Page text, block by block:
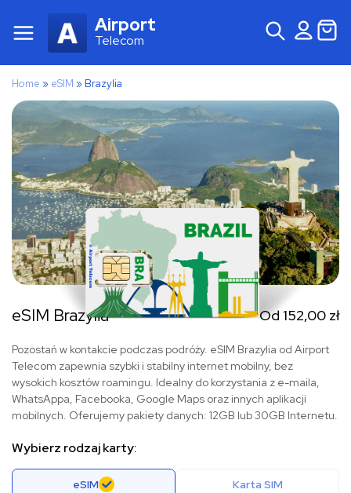
Airport
Telecom
Home » eSIM » Brazylia
eSIM Brazylia Od 152,00 zł
Pozostań w kontakcie podczas podróży. eSIM Brazylia od Airport
Telecom zapewnia szybki i stabilny internet mobilny, bez
wysokich kosztów roamingu. Idealny do korzystania z e-maila,
WhatsAppa, Facebooka, Google Maps oraz innych aplikacji
mobilnych. Oferujemy pakiety danych: 12GB lub 30GB Internetu.
Wybierz rodzaj karty:
eSIM Karta SIM